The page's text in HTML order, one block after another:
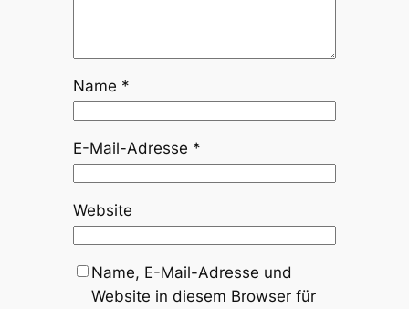
Name *
E-Mail-Adresse *
Website
Name, E-Mail-Adresse und
Website in diesem Browser für